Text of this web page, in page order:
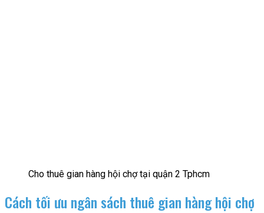
Cho thuê gian hàng hội chợ tại quận 2 Tphcm
Cách tối ưu ngân sách thuê gian hàng hội chợ